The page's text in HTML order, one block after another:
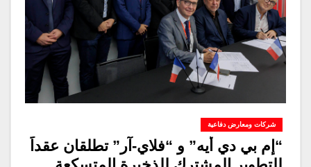
شركات ومعارض دفاعية
“إم بي دي أيه” و “فلاي-آر” تطلقان عقداً